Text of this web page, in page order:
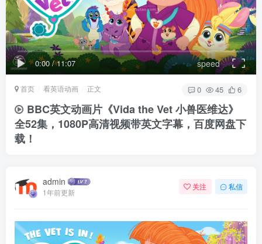
0:00/11:07 speed
首页 看英语动画 正文 0 45 6
BBC英文动画片《Vida the Vet 小兽医维达》
全52集，1080P高清视频带英文字幕，百度网盘下
载！
admin
1年前更新
关注 私信